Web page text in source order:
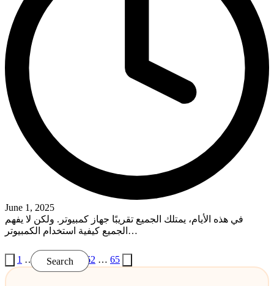
June 1, 2025
في هذه الأيام، يمتلك الجميع تقريبًا جهاز كمبيوتر. ولكن لا يفهم
الجميع كيفية استخدام الكمبيوتر…
Posts
pagination
Previous
page
1 … 59 60 62 … 65 Next
page
Search